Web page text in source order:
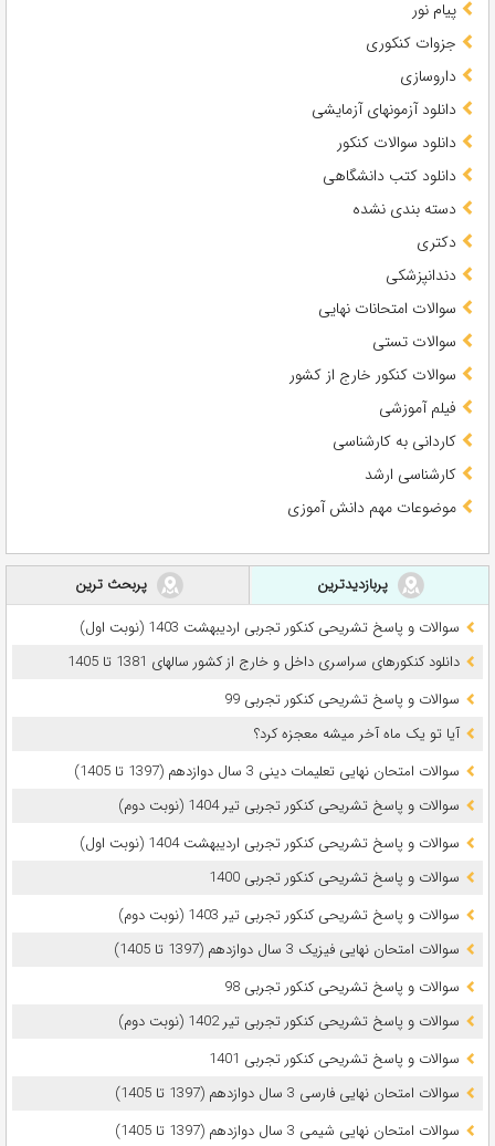
پیام نور
جزوات کنکوری
داروسازی
دانلود آزمونهای آزمایشی
دانلود سوالات کنکور
دانلود کتب دانشگاهی
دسته بندی نشده
دکتری
دندانپزشکی
سوالات امتحانات نهایی
سوالات تستی
سوالات کنکور خارج از کشور
فیلم آموزشی
کاردانی به کارشناسی
کارشناسی ارشد
موضوعات مهم دانش آموزی
پربازدیدترین
پربحث ترین
سوالات و پاسخ تشریحی کنکور تجربی اردیبهشت 1403 (نوبت اول)
دانلود کنکورهای سراسری داخل و خارج از کشور سالهای 1381 تا 1405
سوالات و پاسخ تشریحی کنکور تجربی 99
آیا تو یک ماه آخر میشه معجزه کرد؟
سوالات امتحان نهایی تعلیمات دینی 3 سال دوازدهم (1397 تا 1405)
سوالات و پاسخ تشریحی کنکور تجربی تیر 1404 (نوبت دوم)
سوالات و پاسخ تشریحی کنکور تجربی اردیبهشت 1404 (نوبت اول)
سوالات و پاسخ تشریحی کنکور تجربی 1400
سوالات و پاسخ تشریحی کنکور تجربی تیر 1403 (نوبت دوم)
سوالات امتحان نهایی فیزیک 3 سال دوازدهم (1397 تا 1405)
سوالات و پاسخ تشریحی کنکور تجربی 98
سوالات و پاسخ تشریحی کنکور تجربی تیر 1402 (نوبت دوم)
سوالات و پاسخ تشریحی کنکور تجربی 1401
سوالات امتحان نهایی فارسی 3 سال دوازدهم (1397 تا 1405)
سوالات امتحان نهایی شیمی 3 سال دوازدهم (1397 تا 1405)